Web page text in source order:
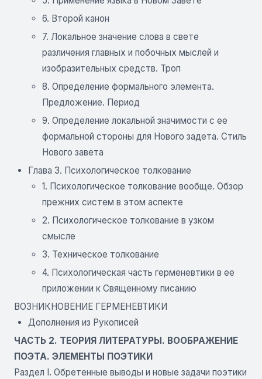
6. Второй канон
7. Локальное значение слова в свете
различения главных и побочных мыслей и
изобразительных средств. Троп
8. Определение формального элемента.
Предложение. Период
9. Определение локальной значимости с ее
формальной стороны для Нового задета. Стиль
Нового завета
Глава 3. Психологическое толкование
1. Психологическое толкование вообще. Обзор
прежних систем в этом аспекте
2. Психологическое толкование в узком
смысле
3. Техническое толкование
4. Психологическая часть герменевтики в ее
приложении к Священному писанию
ВОЗНИКНОВЕНИЕ ГЕРМЕНЕВТИКИ
Дополнения из Рукописей
ЧАСТЬ 2. ТЕОРИЯ ЛИТЕРАТУРЫ. ВООБРАЖЕНИЕ
ПОЭТА. ЭЛЕМЕНТЫ ПОЭТИКИ
Раздел I. Обретенные выводы и новые задачи поэтики